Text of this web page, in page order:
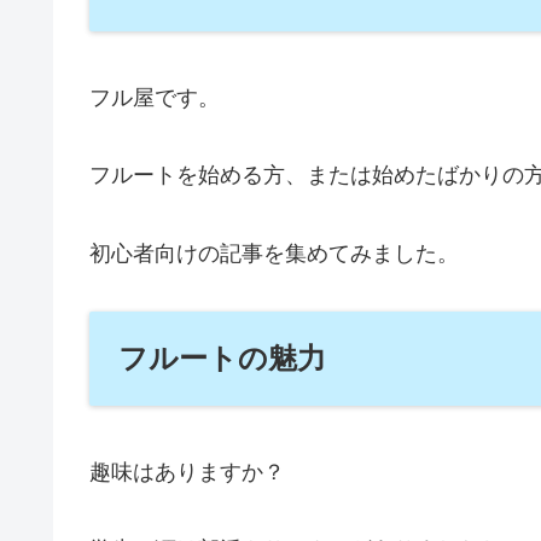
フル屋です。
フルートを始める方、または始めたばかりの
初心者向けの記事を集めてみました。
フルートの魅力
趣味はありますか？